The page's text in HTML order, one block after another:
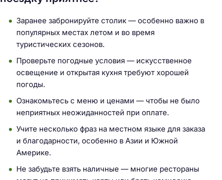
Заранее забронируйте столик — особенно важно в
популярных местах летом и во время
туристических сезонов.
Проверьте погодные условия — искусственное
освещение и открытая кухня требуют хорошей
погоды.
Ознакомьтесь с меню и ценами — чтобы не было
неприятных неожиданностей при оплате.
Учите несколько фраз на местном языке для заказа
и благодарности, особенно в Азии и Южной
Америке.
Не забудьте взять наличные — многие рестораны